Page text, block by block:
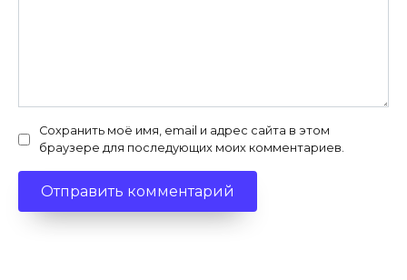
Сохранить моё имя, email и адрес сайта в этом
браузере для последующих моих комментариев.